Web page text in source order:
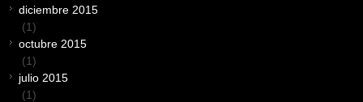
diciembre 2015
(1)
octubre 2015
(1)
julio 2015
(1)